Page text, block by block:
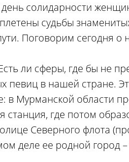
солидарности
судьбы
Поговорим сегодня о
ли сферы, где бы не
певиц в нашей стране.
в Мурманской области
станция, где потом
Северного флота
деле ее родной город